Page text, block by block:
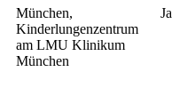
München,
Kinderlungenzentrum
am LMU Klinikum
München
Ja